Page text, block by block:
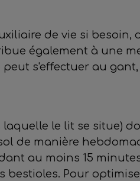
de vie si
également à une
s'effectuer au
le lit se situe)
de manière
au moins 15
Pour